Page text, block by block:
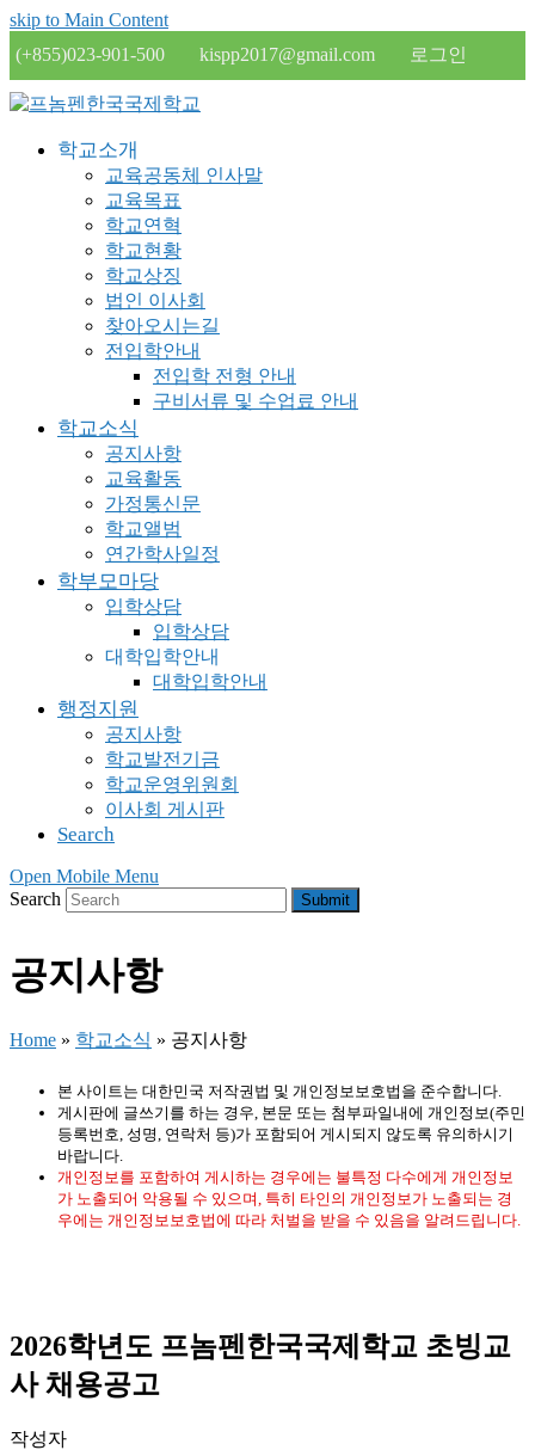
skip to Main Content
(+855)023-901-500
kispp2017@gmail.com 로그인
학교소개
교육공동체 인사말
교육목표
학교연혁
학교현황
학교상징
법인 이사회
찾아오시는길
전입학안내
전입학 전형 안내
구비서류 및 수업료 안내
학교소식
공지사항
교육활동
가정통신문
학교앨범
연간학사일정
학부모마당
입학상담
입학상담
대학입학안내
대학입학안내
행정지원
공지사항
학교발전기금
학교운영위원회
이사회 게시판
Search
Open Mobile Menu
Search
Submit
공지사항
Home » 학교소식 » 공지사항
본 사이트는 대한민국 저작권법 및 개인정보보호법을 준수합니다.
게시판에 글쓰기를 하는 경우, 본문 또는 첨부파일내에 개인정보(주민
등록번호, 성명, 연락처 등)가 포함되어 게시되지 않도록 유의하시기
바랍니다.
개인정보를 포함하여 게시하는 경우에는 불특정 다수에게 개인정보
가 노출되어 악용될 수 있으며, 특히 타인의 개인정보가 노출되는 경
우에는 개인정보보호법에 따라 처벌을 받을 수 있음을 알려드립니다.
2026학년도 프놈펜한국국제학교 초빙교
사 채용공고
작성자